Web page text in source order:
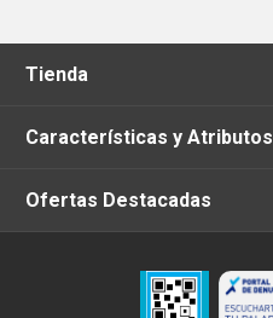
Tienda
Características y Atributos
Ofertas Destacadas